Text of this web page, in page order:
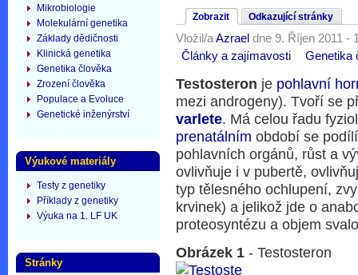
Zobrazit Odkazující stránky
Vložil/aAzrael dne 9. Říjen 2011 -
Články a zajímavosti
Genetika
Testosteron je pohlavní
mezi androgeny). Tvoří se
varlete. Má celou řadu
prenatálním období se
pohlavních orgánů, růst a
ovlivňuje i v pubertě,
typ tělesného ochlupení,
krvinek) a jelikož jde o
proteosyntézu a objem
Obrázek 1 - Testosteron
Mikrobiologie
Molekulární genetika
Základy dědičnosti
Klinická genetika
Genetika člověka
Zrození člověka
Populace a Evoluce
Genetické inženýrství
Výukové materiály
Testy z genetiky
Příklady z genetiky
Výuka na 1. LF UK
Stránky